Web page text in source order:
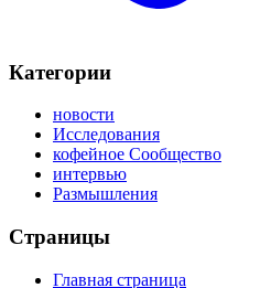
Категории
новости
Исследования
кофейное Сообщество
интервью
Размышления
Страницы
Главная страница